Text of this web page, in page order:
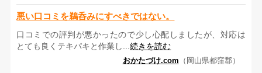
悪い口コミを鵜呑みにすべきではない。
口コミでの評判が悪かったので少し心配しましたが、対応は
とても良くテキパキと作業し...続きを読む
おかたづけ.com （岡山県都窪郡）